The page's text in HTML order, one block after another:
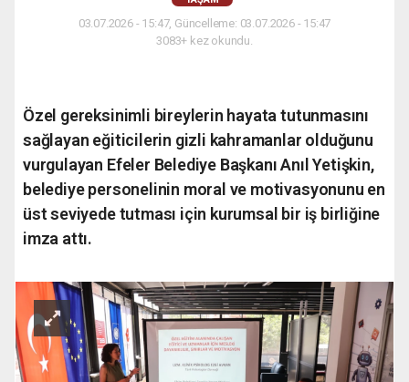
03.07.2026 - 15:47, Güncelleme: 03.07.2026 - 15:47
3083+ kez okundu.
Özel gereksinimli bireylerin hayata tutunmasını
sağlayan eğiticilerin gizli kahramanlar olduğunu
vurgulayan Efeler Belediye Başkanı Anıl Yetişkin,
belediye personelinin moral ve motivasyonunu en
üst seviyede tutması için kurumsal bir iş birliğine
imza attı.